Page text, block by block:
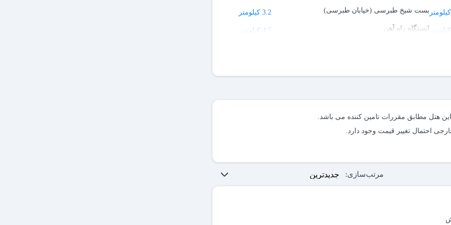
بست شیخ طبرسی (خیابان طبرسی) 3.2 کیلومتر
ایستگاه راه آهن 4.5 کیلومتر
نمایشگاه بین المللی مشهد
آرامگاه فردوسی
مرتب‌سازی: